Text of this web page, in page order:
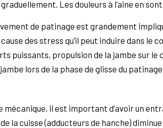
Les douleurs à l’aine en
de patinage est grandement
cause des stress qu’il peut induire dans le
puissants, propulsion de la jambe sur le
lors de la phase de glisse du patinage.
mécanique, il est important d’avoir un
la cuisse (adducteurs de hanche)